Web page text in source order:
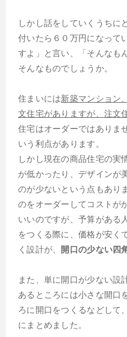
しかし話をしていくうちに
付いたら６０万円になって
すよ」と言い、「そんなも
そんなものでしょうか。
住まいには新築マンション
文住宅がありますが、注文
住宅はオーダーではありま
いう利点があります。
しかし現在の商品住宅の実
が低かったり、デザインが
のが少ないという点もあり
のをオーダーしてコストが
いいのですが、予算がある
をつくる際に、価格が安く
く設計が、 開口の少ない四
また、単に開口が少ない設
あるところには小さな開口
ろに開口をつくるなどして
にまとめました。